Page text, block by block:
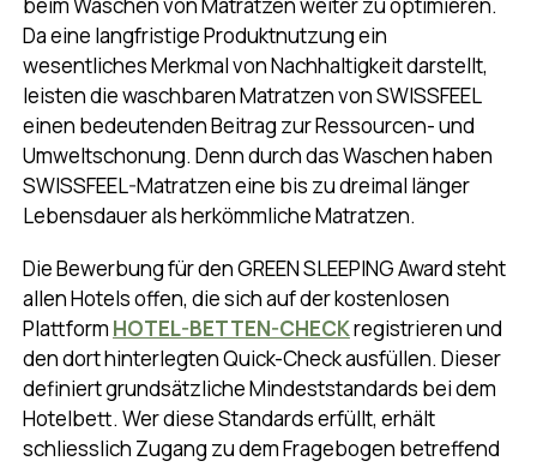
Da eine langfristige Produktnutzung ein
wesentliches Merkmal von Nachhaltigkeit darstellt,
leisten die waschbaren Matratzen von SWISSFEEL
einen bedeutenden Beitrag zur Ressourcen- und
Umweltschonung. Denn durch das Waschen haben
SWISSFEEL-Matratzen eine bis zu dreimal länger
Lebensdauer als herkömmliche Matratzen.
Die Bewerbung für den GREEN SLEEPING Award steht
allen Hotels offen, die sich auf der kostenlosen
Plattform HOTEL-BETTEN-CHECKregistrieren und
den dort hinterlegten Quick-Check ausfüllen. Dieser
definiert grundsätzliche Mindeststandards bei dem
Hotelbett. Wer diese Standards erfüllt, erhält
schliesslich Zugang zu dem Fragebogen betreffend